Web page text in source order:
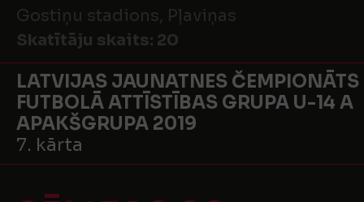
Gostiņu stadions, Pļaviņas
Skatītāju skaits: 20
LATVIJAS JAUNATNES ČEMPIONĀTS
FUTBOLĀ ATTĪSTĪBAS GRUPA U-14 A
APAKŠGRUPA 2019
7. kārta